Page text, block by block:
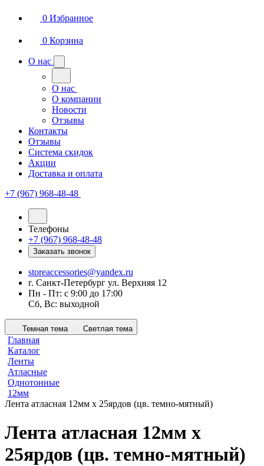
0 Избранное
0 Корзина
О нас
О нас
О компании
Новости
Отзывы
Контакты
Отзывы
Система скидок
Акции
Доставка и оплата
+7 (967) 968-48-48
Телефоны
+7 (967) 968-48-48
Заказать звонок
storeaccessories@yandex.ru
г. Санкт-Петербург ул. Верхняя 12
Пн - Пт: с 9:00 до 17:00
Сб, Вс: выходной
Темная тема Светлая тема
Главная
Каталог
Ленты
Атласные
Однотонные
12мм
Лента атласная 12мм х 25ярдов (цв. темно-мятный)
Лента атласная 12мм х
25ярдов (цв. темно-мятный)